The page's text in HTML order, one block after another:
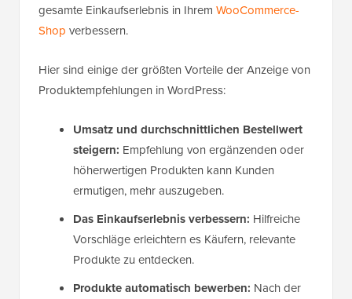
gesamte Einkaufserlebnis in Ihrem WooCommerce-
Shop verbessern.
Hier sind einige der größten Vorteile der Anzeige von
Produktempfehlungen in WordPress:
Umsatz und durchschnittlichen Bestellwert
steigern: Empfehlung von ergänzenden oder
höherwertigen Produkten kann Kunden
ermutigen, mehr auszugeben.
Das Einkaufserlebnis verbessern: Hilfreiche
Vorschläge erleichtern es Käufern, relevante
Produkte zu entdecken.
Produkte automatisch bewerben: Nach der